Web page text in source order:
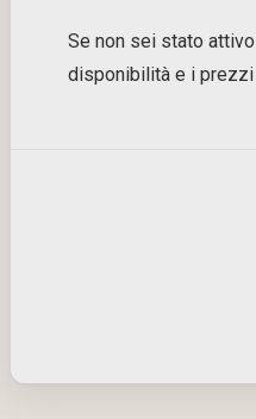
Se non sei stato
disponibilità e i